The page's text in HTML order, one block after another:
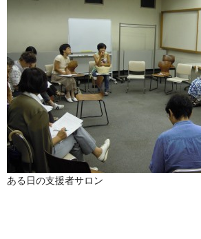
ある日の支援者サロン